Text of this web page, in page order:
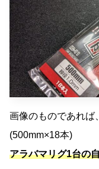
画像のものであれば
(500mm×18本)
アラバマリグ1台の